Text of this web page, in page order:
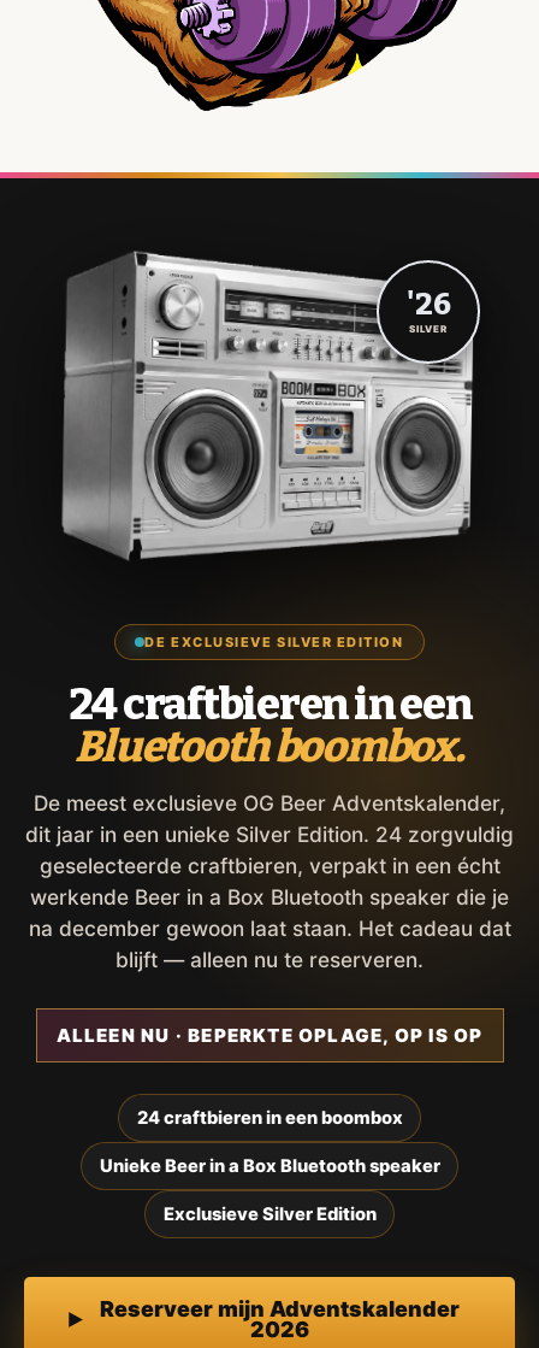
DE EXCLUSIEVE SILVER EDITION
24 craftbieren in een
Bluetooth boombox.
De meest exclusieve OG Beer Adventskalender,
dit jaar in een unieke Silver Edition. 24 zorgvuldig
geselecteerde craftbieren, verpakt in een écht
werkende Beer in a Box Bluetooth speaker die je
na december gewoon laat staan. Het cadeau dat
blijft — alleen nu te reserveren.
ALLEEN NU · BEPERKTE OPLAGE, OP IS OP
24 craftbieren in een boombox
Unieke Beer in a Box Bluetooth speaker
Exclusieve Silver Edition
Reserveer mijn Adventskalender
2026
'26
SILVER